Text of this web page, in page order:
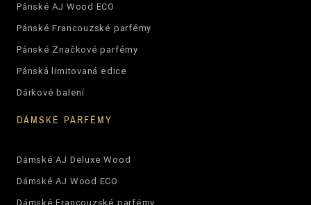
Pánské AJ Wood ECO
Pánské Francouzské parfémy
Pánské Značkové parfémy
Pánská limitovaná edice
Dárkové balení
DÁMSKÉ PARFÉMY
Dámské AJ Deluxe Wood
Dámské AJ Wood ECO
Dámské Francouzské parfémy